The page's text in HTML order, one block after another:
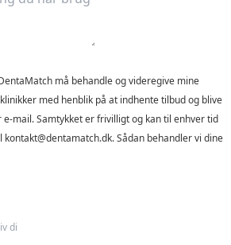
må behandle og videregive mine
med henblik på at indhente tilbud og blive
mail. Samtykket er frivilligt og kan til enhver tid
Sådan behandler vi dine